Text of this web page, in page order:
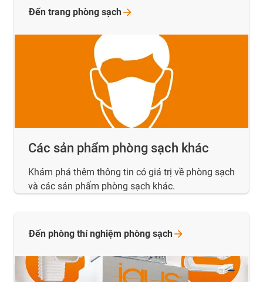
Các sản phẩm phòng sạch khác
Khám phá thêm thông tin có giá trị về phòng sạch
và các sản phẩm phòng sạch khác.
Đến trang phòng sạch
Đến phòng thí nghiệm phòng sạch